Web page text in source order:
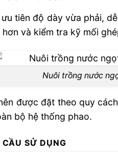
tiên độ dày vừa phải,
và kiểm tra kỹ mối
Nuôi trồng nước
được đặt theo quy
bộ hệ thống phao.
CẦU SỬ DỤNG